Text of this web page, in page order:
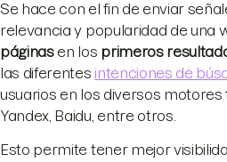
Se hace con el fin de enviar
relevancia y popularidad de una
páginas en los primeros
las diferentes intenciones de
usuarios en los diversos motores
Yandex, Baidu, entre otros.
Esto permite tener mejor